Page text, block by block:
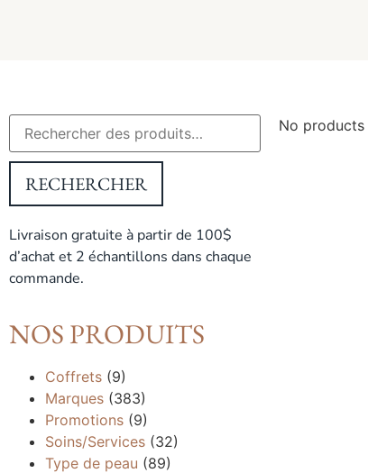
RECHERCHER
Livraison gratuite à partir de 100$
d’achat et 2 échantillons dans chaque
commande.
NOS PRODUITS
Coffrets (9)
Marques (383)
Promotions (9)
Soins/Services (32)
Type de peau (89)
No